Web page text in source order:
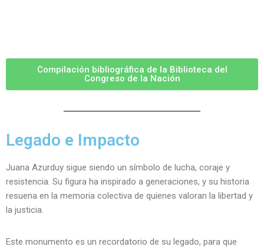
Compilación bibliográfica de la Biblioteca del
Congreso de la Nación
Legado e Impacto
Juana Azurduy sigue siendo un símbolo de lucha, coraje y
resistencia. Su figura ha inspirado a generaciones, y su historia
resuena en la memoria colectiva de quienes valoran la libertad y
la justicia.
Este monumento es un recordatorio de su legado, para que